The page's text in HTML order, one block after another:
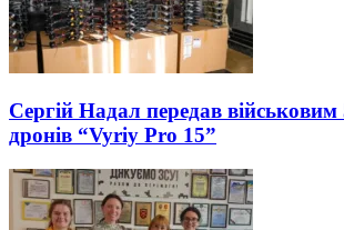
Сергій Надал передав військовим
дронів “Vyriy Pro 15”